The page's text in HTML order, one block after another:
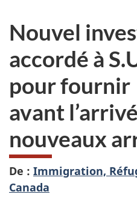
Nouvel
accordé à
pour fournir
avant
nouveaux
De : Immigration,
Canada